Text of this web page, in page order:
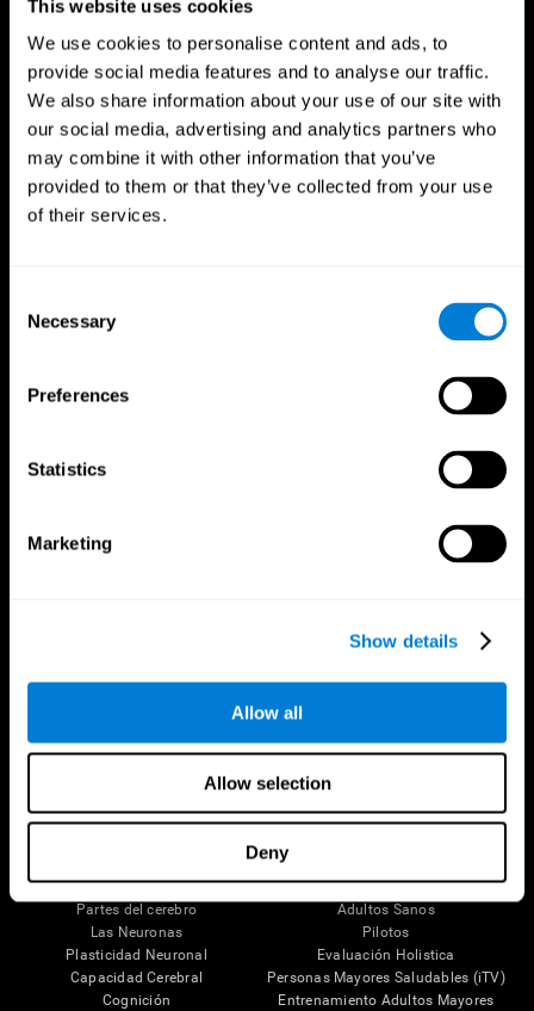
This website uses cookies
We use cookies to personalise content and ads, to
provide social media features and to analyse our traffic.
We also share information about your use of our site with
our social media, advertising and analytics partners who
may combine it with other information that you’ve
provided to them or that they’ve collected from your use
of their services.
Selection
Necessary
Preferences
Statistics
Marketing
Show details
Allow all
Allow selection
Deny
Síguenos en
Tu Cerebro
Mente y Cerebro
Partes del cerebro
Las Neuronas
Plasticidad Neuronal
Capacidad Cerebral
Cognición
Investigación
Validación de las Terapias Digitales
Juegos de Ordenador
Adultos Sanos
Pilotos
Evaluación Holistica
Personas Mayores Saludables (iTV)
Entrenamiento Adultos Mayores